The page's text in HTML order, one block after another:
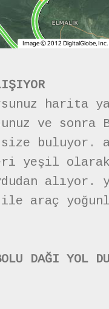
harita
ve sonra
size buluyor.
yeşil
araç
DAĞI YOL